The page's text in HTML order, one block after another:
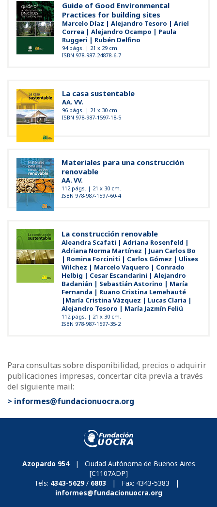
Guide of Good Environmental
Practices for building sites
Marcelo Díaz | Alejandro Tesoro | Ariel
Correa | Alejandro Ocampo | Paula
Ruggeri | Rubén Delfino
94 págs. | 21 x 29 cm.
ISBN 978-987-24878-6-7
La casa sustentable
AA. VV.
96 págs. | 21 x 30 cm.
ISBN 978-987-1597-18-5
Materiales para una construcción
renovable
AA. VV.
112 págs. | 21 x 30 cm.
ISBN 978-987-1597-60-4
La construcción renovable
Aleandra Scafati | Adriana Rosenfeld |
Adriana Norma Martínez | Juan Carlos Bo
| Romina Forciniti | Carlos Gómez | Ulises
Wilchez | Marcelo Vaquero | Conrado
Helbig | Cesar Escandarini | Alejandro
Badanián | Sebastián Astorino | María
Fernanda | Ruano Cristina Lemehauté
|María Cristina Vázquez | Lucas Claria |
Alejandro Tesoro | María Jazmín Feliú
112 págs. | 21 x 30 cm.
ISBN 978-987-1597-35-2
Para consultas sobre disponibilidad, precios o adquirir
publicaciones impresas, concertar cita previa a través
del siguiente mail:
> informes@fundacionuocra.org
Azopardo 954| Ciudad Autónoma de Buenos Aires
[C1107ADP]
Tels: 4343-5629/ 6803| Fax: 4343-5383 |
informes@fundacionuocra.org